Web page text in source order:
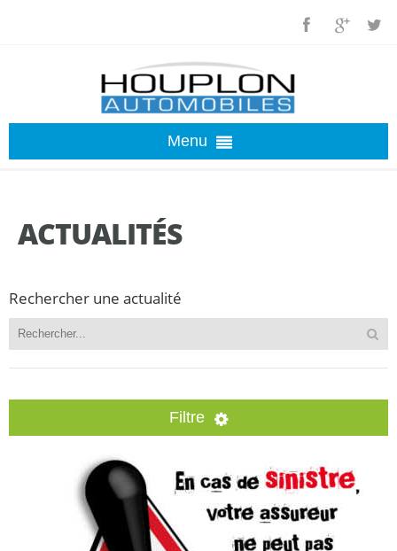
Menu
OCCASIONS
ACTUALITÉS
INSOLITES
A PROPOS
ACTUALITÉS
Rechercher une actualité
Filtre
Par catégorie
véhicule neuf